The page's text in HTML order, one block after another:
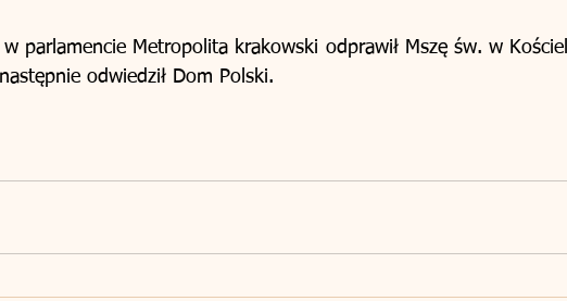
w parlamencie Metropolita krakowski odprawił Mszę św. w
odwiedził Dom Polski.